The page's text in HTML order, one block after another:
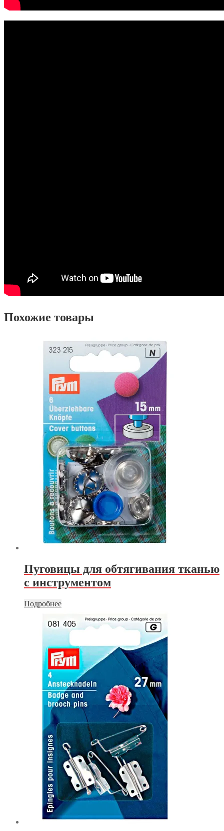
Похожие товары
Пуговицы для обтягивания тканью
с инструментом
Подробнее